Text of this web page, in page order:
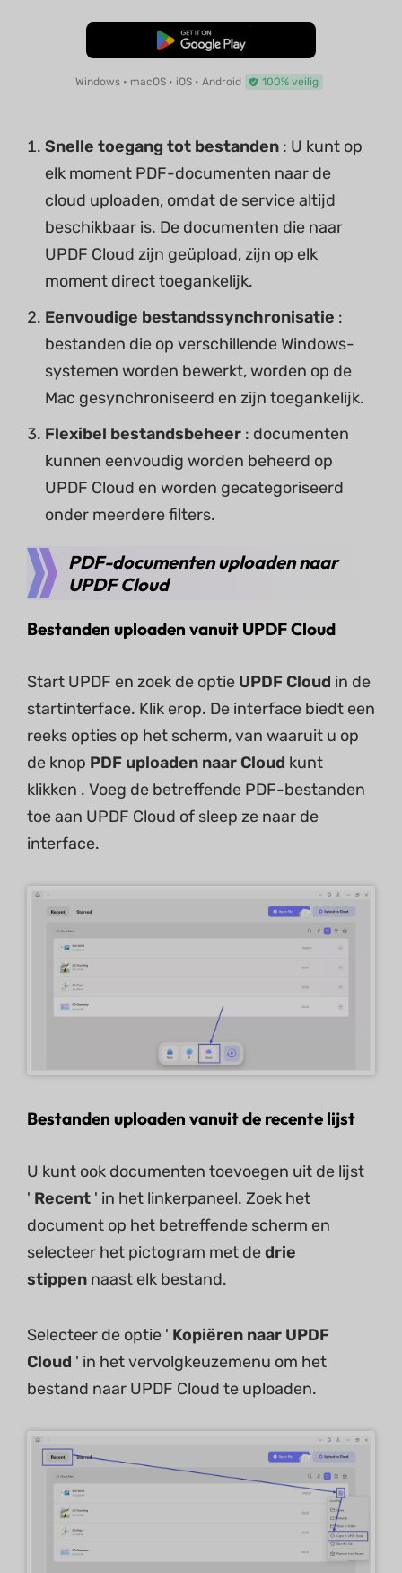
Gratis Download
Windows • macOS • iOS • Android 100% veilig
Snelle toegang tot bestanden : U kunt op
elk moment PDF-documenten naar de
cloud uploaden, omdat de service altijd
beschikbaar is. De documenten die naar
UPDF Cloud zijn geüpload, zijn op elk
moment direct toegankelijk.
Eenvoudige bestandssynchronisatie :
bestanden die op verschillende Windows-
systemen worden bewerkt, worden op de
Mac gesynchroniseerd en zijn toegankelijk.
Flexibel bestandsbeheer : documenten
kunnen eenvoudig worden beheerd op
UPDF Cloud en worden gecategoriseerd
onder meerdere filters.
PDF-documenten uploaden naar
UPDF Cloud
Bestanden uploaden vanuit UPDF Cloud
Start UPDF en zoek de optie UPDF Cloud in de
startinterface. Klik erop. De interface biedt een
reeks opties op het scherm, van waaruit u op
de knop PDF uploaden naar Cloud kunt
klikken . Voeg de betreffende PDF-bestanden
toe aan UPDF Cloud of sleep ze naar de
interface.
Bestanden uploaden vanuit de recente lijst
U kunt ook documenten toevoegen uit de lijst
' Recent ' in het linkerpaneel. Zoek het
document op het betreffende scherm en
selecteer het pictogram met dedrie
stippen naast elk bestand.
Selecteer de optie ' Kopiëren naar UPDF
Cloud ' in het vervolgkeuzemenu om het
bestand naar UPDF Cloud te uploaden.